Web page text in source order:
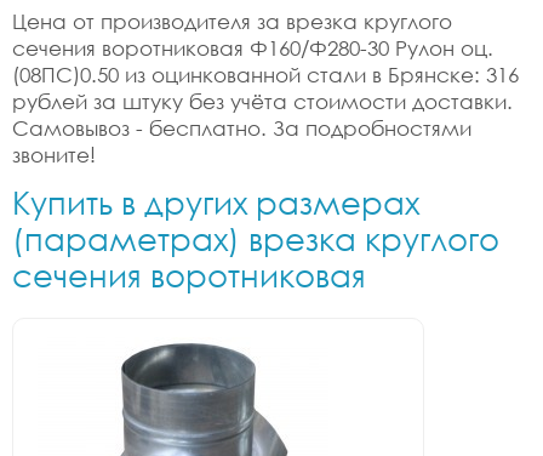
Цена от производителя за врезка круглого
сечения воротниковая Ф160/Ф280-30 Рулон оц.
(08ПС)0.50 из оцинкованной стали в Брянске: 316
рублей за штуку без учёта стоимости доставки.
Самовывоз - бесплатно. За подробностями
звоните!
Купить в других размерах
(параметрах) врезка круглого
сечения воротниковая